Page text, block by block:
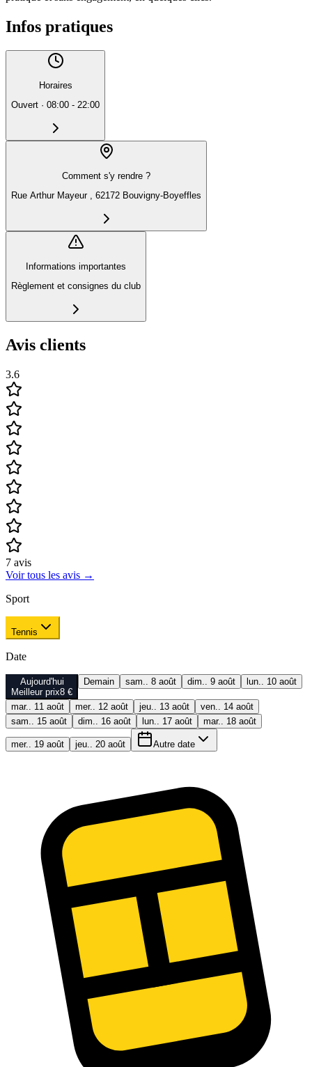
Infos pratiques
Horaires
Ouvert · 08:00 - 22:00
Comment s'y rendre ?
Rue Arthur Mayeur , 62172 Bouvigny-Boyeffles
Informations importantes
Règlement et consignes du club
Avis clients
3.6
7 avis
Voir tous les avis →
Sport
Tennis
Date
Aujourd'hui
Meilleur prix8 €
Demain sam.. 8 août dim.. 9 août lun.. 10 août
mar.. 11 août mer.. 12 août jeu.. 13 août
ven.. 14 août
sam.. 15 août
dim.. 16 août lun.. 17 août mar.. 18 août
mer.. 19 août jeu.. 20 août Autre date